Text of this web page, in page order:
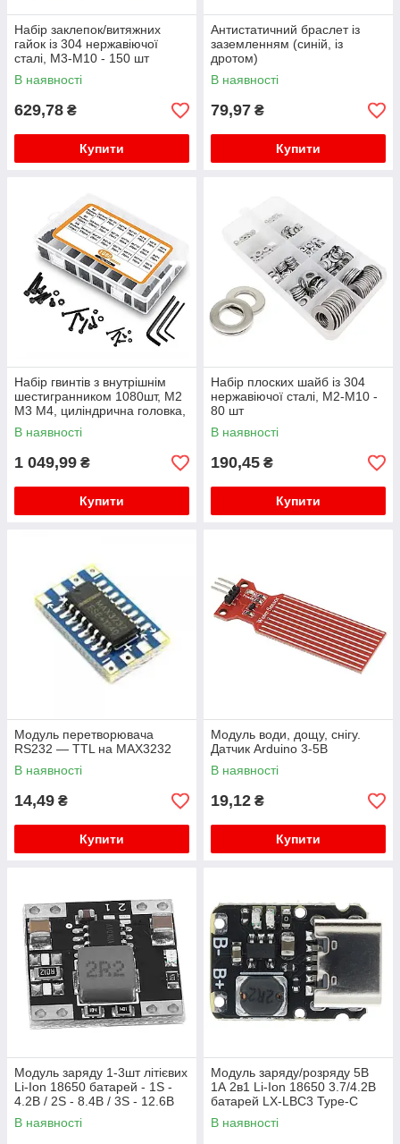
Набір заклепок/витяжних
гайок із 304 нержавіючої
сталі, M3-M10 - 150 шт
В наявності
629,78 ₴
Купити
Антистатичний браслет із
заземленням (синій, із
дротом)
В наявності
79,97 ₴
Купити
Набір гвинтів з внутрішнім
шестигранником 1080шт, M2
M3 M4, циліндрична головка,
з гайками та шайбами,
вуглецева сталь
В наявності
1 049,99 ₴
Купити
Набір плоских шайб із 304
нержавіючої сталі, M2-M10 -
80 шт
В наявності
190,45 ₴
Купити
Модуль перетворювача
RS232 — TTL на MAX3232
В наявності
14,49 ₴
Купити
Модуль води, дощу, снігу.
Датчик Arduino 3-5В
В наявності
19,12 ₴
Купити
Модуль заряду 1-3шт літієвих
Li-Ion 18650 батарей - 1S -
4.2В / 2S - 8.4В / 3S - 12.6В
В наявності
Модуль заряду/розряду 5В
1А 2в1 Li-Ion 18650 3.7/4.2В
батарей LX-LBC3 Type-C
В наявності